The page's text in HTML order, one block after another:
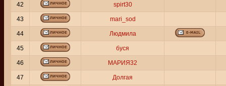
42 spirt30
43 mari_sod
44 Людмила
45 буся
46 МАРИЯ32
47 Долгая